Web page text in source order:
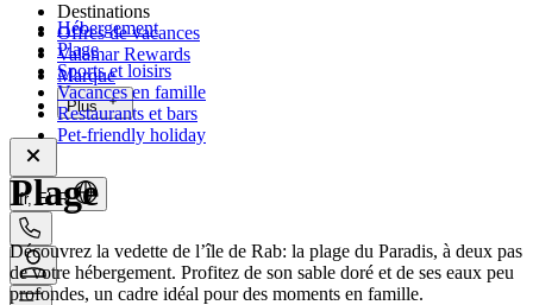
Destinations
Offres de vacances
Valamar Rewards
Marque
Plus
fr, EUR
Hébergement
Plage
Sports et loisirs
Vacances en famille
Restaurants et bars
Pet-friendly holiday
Plage
Découvrez la vedette de l’île de Rab: la plage du Paradis, à deux pas
de votre hébergement. Profitez de son sable doré et de ses eaux peu
profondes, un cadre idéal pour des moments en famille.